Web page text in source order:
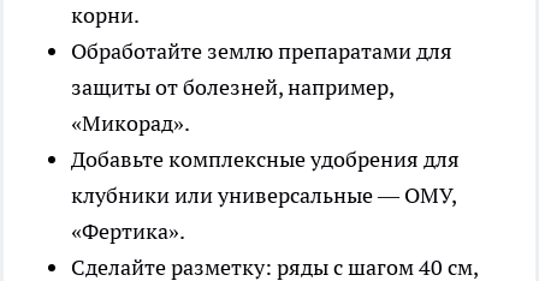
корни.
Обработайте землю препаратами для
защиты от болезней, например,
«Микорад».
Добавьте комплексные удобрения для
клубники или универсальные — ОМУ,
«Фертика».
Сделайте разметку: ряды с шагом 40 см,